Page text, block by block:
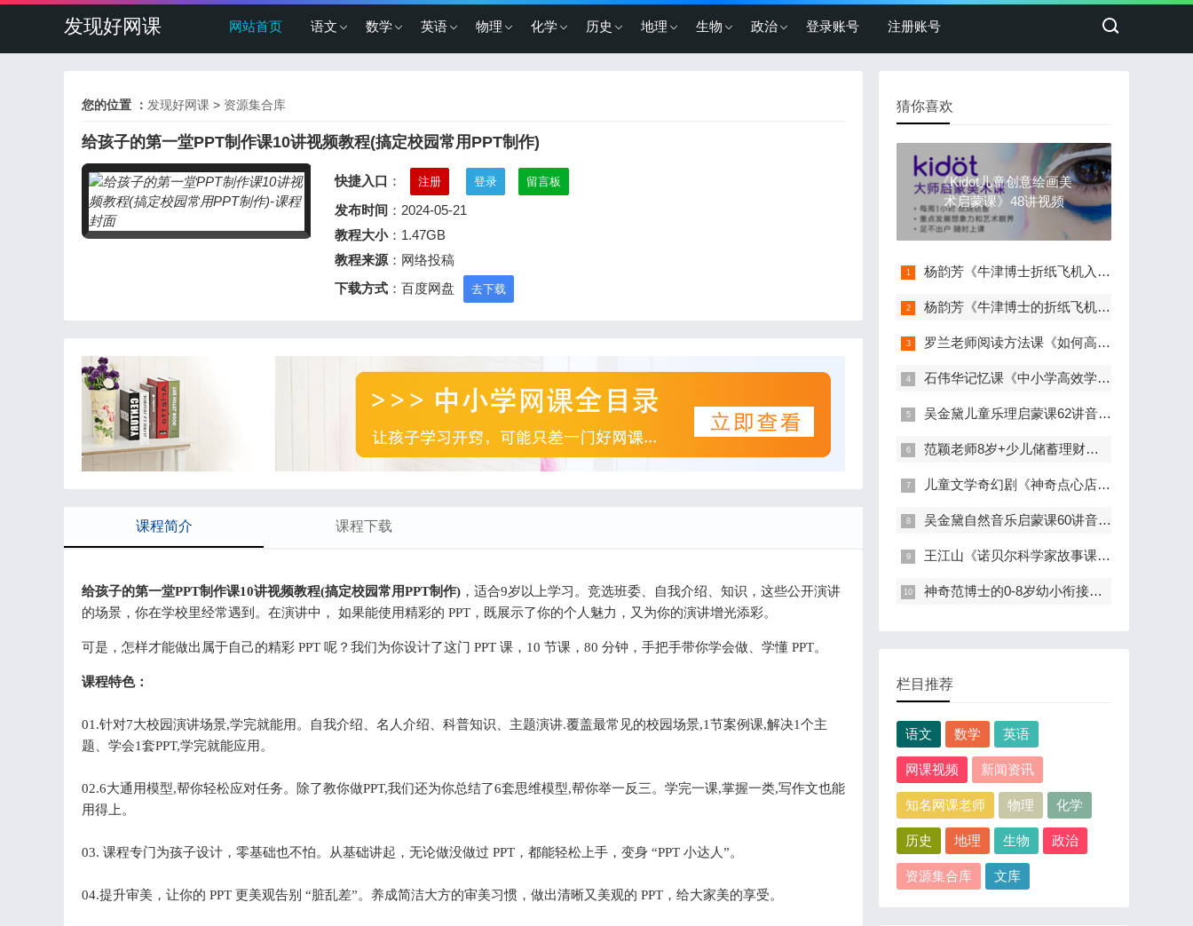
发现好网课 网站首页 语文 数学 英语 物理 化学 历史 地理 生物 政治 登录账号 注册账号
您的位置 ： 发现好网课 > 资源集合库
给孩子的第一堂PPT制作课10讲视频教程(搞定校园常用PPT制作)
快捷入口 ： 注册 登录 留言板
发布时间 ：2024-05-21
教程大小：1.47GB
教程来源 ：网络投稿
下载方式 ：百度网盘 去下载
课程简介 课程下载
给孩子的第一堂PPT制作课10讲视频教程(搞定校园常用PPT制作) ，适合9岁以上学习。竞选班委、自我介绍、知识，这些公开演讲
的场景，你在学校里经常遇到。在演讲中， 如果能使用精彩的 PPT，既展示了你的个人魅力，又为你的演讲增光添彩。
可是，怎样才能做出属于自己的精彩 PPT 呢？我们为你设计了这门 PPT 课，10 节课，80 分钟，手把手带你学会做、学懂 PPT。
课程特色：
01.针对7大校园演讲场景,学完就能用。自我介绍、名人介绍、科普知识、主题演讲.覆盖最常见的校园场景,1节案例课,解决1个主
题、学会1套PPT,学完就能应用。
02.6大通用模型,帮你轻松应对任务。除了教你做PPT,我们还为你总结了6套思维模型,帮你举一反三。学完一课,掌握一类,写作文也能
用得上。
03. 课程专门为孩子设计，零基础也不怕。从基础讲起，无论做没做过 PPT，都能轻松上手，变身 “PPT 小达人”。
04.提升审美，让你的 PPT 更美观告别 “脏乱差”。养成简洁大方的审美习惯，做出清晰又美观的 PPT，给大家美的享受。
猜你喜欢
《Kidot儿童创意绘画美
术启蒙课》48讲视频
杨韵芳《牛津博士折纸飞机入门课1》15讲视频
杨韵芳《牛津博士的折纸飞机课2》20讲视频教程
罗兰老师阅读方法课《如何高效阅读一本书》8讲音频
石伟华记忆课《中小学高效学习记忆法》10讲视频
吴金黛儿童乐理启蒙课62讲音频+文档(金曲奖得主教你轻松学乐理)
范颖老师8岁+少儿储蓄理财启蒙教育40讲音频资源(财商课)
儿童文学奇幻剧《神奇点心店》52讲音频资源
吴金黛自然音乐启蒙课60讲音频+文档(492种声音开发音乐潜力)
王江山《诺贝尔科学家故事课》科学史讲解42讲音频资源
神奇范博士的0-8岁幼小衔接入学准备课17讲视频
栏目推荐
语文 数学 英语
网课视频 新闻资讯
知名网课老师 物理 化学
历史 地理 生物 政治
资源集合库 文库